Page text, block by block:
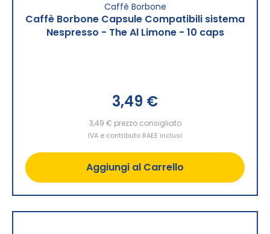
Caffè Borbone
Caffè Borbone Capsule Compatibili sistema
Nespresso - The Al Limone - 10 caps
3,49 €
3,49 € prezzo consigliato
IVA e contributo RAEE inclusi
Aggiungi al Carrello